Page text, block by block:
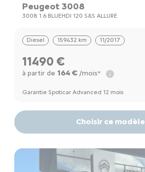
Peugeot 3008
3008 1.6 BLUEHDI 120 S&S ALLURE
Diesel 159432 km 11/2017
11490 €
à partir de 164 €/mois*
Garantie Spoticar Advanced 12 mois
Choisir ce modèle